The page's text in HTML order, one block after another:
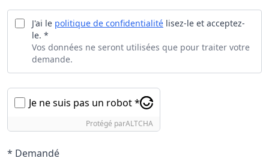
J'ai le politique de confidentialité lisez-le et acceptez-
le. *
Vos données ne seront utilisées que pour traiter votre
demande.
Je ne suis pas un robot *
Protégé parALTCHA
* Demandé